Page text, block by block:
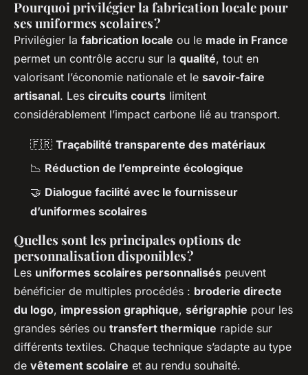
Pourquoi privilégier la fabrication locale pour
ses uniformes scolaires ?
Privilégier la fabrication locale ou le made in France
permet un contrôle accru sur la qualité, tout en
valorisant l’économie nationale et le savoir-faire
artisanal. Les circuits courts limitent
considérablement l’impact carbone lié au transport.
🇫🇷 Traçabilité transparente des matériaux
📉 Réduction de l’empreinte écologique
🤝 Dialogue facilité avec le fournisseur
d’uniformes scolaires
Quelles sont les principales options de
personnalisation disponibles ?
Les uniformes scolaires personnalisés peuvent
bénéficier de multiples procédés : broderie directe
du logo, impression graphique, sérigraphie pour les
grandes séries ou transfert thermique rapide sur
différents textiles. Chaque technique s’adapte au type
de vêtement scolaire et au rendu souhaité.